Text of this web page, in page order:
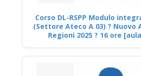
Corso DL-RSPP Modulo
(Settore Ateco A 03) ? Nuovo
Regioni 2025 ? 16 ore